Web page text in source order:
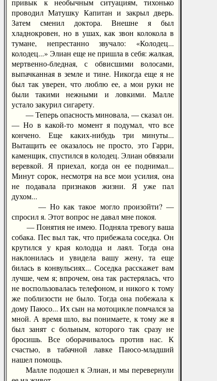
привык к необычным ситуациям, тихонько
проводил Матушку Капитан и закрыл дверь.
Затем сменил доктора. Внешне я был
хладнокровен, но в ушах, как звон колокола в
тумане, непрестанно звучало: «Колодец...
колодец...» Элиан еще не пришла в себя: жалкая,
мертвенно-бледная, с обвисшими волосами,
выпачканная в земле и тине. Никогда еще я не
был так уверен, что люблю ее, а мои руки не
были такими нежными и ловкими. Малле
устало закурил сигарету.
— Теперь опасность миновала, — сказал он.
— Но в какой-то момент я подумал, что все
кончено. Еще каких-нибудь три минуты...
Вытащить ее оказалось не просто, это Гарри,
каменщик, спустился в колодец. Элиан обвязали
веревкой. Я приехал, когда он ее поднимал...
Минут сорок, несмотря на все мои усилия, она
не подавала признаков жизни. Я уже пал
духом...
— Но как такое могло произойти? —
спросил я. Этот вопрос не давал мне покоя.
— Понятия не имею. Подняла тревогу ваша
собака. Пес выл так, что прибежала соседка. Он
крутился у края колодца и лаял. Тогда она
наклонилась и увидела вашу жену, та еще
билась в конвульсиях... Соседка расскажет вам
лучше, чем я; впрочем, она так растерялась, что
не воспользовалась телефоном, и никого к тому
же поблизости не было. Тогда она побежала к
дому Паюсо... Их сын на мотоцикле помчался за
мной. А время шло, вы понимаете, к тому же я
был занят с больным, которого так сразу не
бросишь. Все оборачивалось против нас. К
счастью, в табачной лавке Паюсо-младший
нашел помощь.
Малле подошел к Элиан, и мы перевернули